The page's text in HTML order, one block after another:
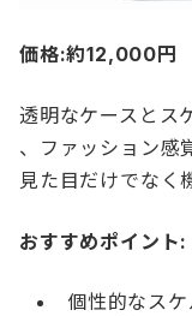
価格:約12,000円
透明なケースとス
、ファッション感
見た目だけでなく
おすすめポイント:
個性的なス